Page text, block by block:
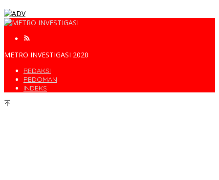
METRO INVESTIGASI 2020
REDAKSI
PEDOMAN
INDEKS